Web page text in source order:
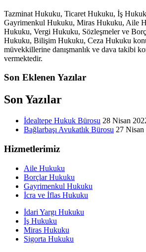
Tazminat Hukuku, Ticaret Hukuku, İş
Gayrimenkul Hukuku, Miras Hukuku, Aile
Hukuku, Vergi Hukuku, Sözleşmeler ve
Hukuku, Bilişim Hukuku, Ceza Hukuku
müvekkillerine danışmanlık ve dava takibi
vermektedir.
Son Eklenen Yazılar
Son Yazılar
İdealtepe Hukuk Bürosu 28 Nisan
Bağlarbaşı Avukatlık Bürosu 27 Nisan
Hizmetlerimiz
Aile Hukuku
Borçlar Hukuku
Gayrimenkul Hukuku
İcra ve İflas Hukuku
İdari Yargı Hukuku
İş Hukuku
Miras Hukuku
Sigorta Hukuku